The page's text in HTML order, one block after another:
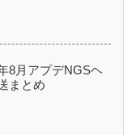
8月アプデNGSヘ
まとめ